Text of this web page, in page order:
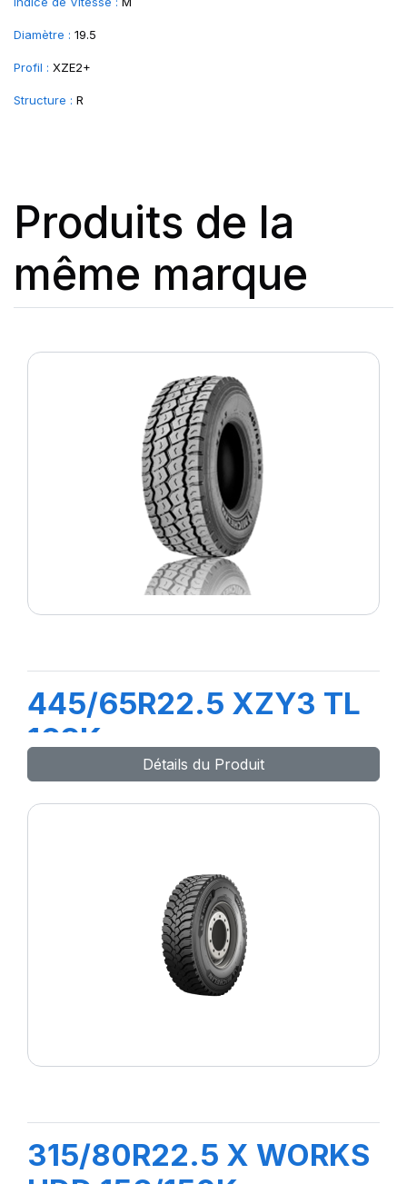
Diamètre : 19.5
Profil : XZE2+
Structure : R
Produits de la
même marque
445/65R22.5 XZY3 TL
169K
Détails du Produit
315/80R22.5 X WORKS